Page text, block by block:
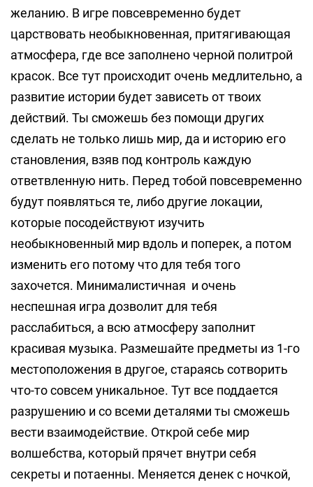
желанию. В игре повсевременно будет
царствовать необыкновенная, притягивающая
атмосфера, где все заполнено черной политрой
красок. Все тут происходит очень медлительно, а
развитие истории будет зависеть от твоих
действий. Ты сможешь без помощи других
сделать не только лишь мир, да и историю его
становления, взяв под контроль каждую
ответвленную нить. Перед тобой повсевременно
будут появляться те, либо другие локации,
которые посодействуют изучить
необыкновенный мир вдоль и поперек, а потом
изменить его потому что для тебя того
захочется. Минималистичная и очень
неспешная игра дозволит для тебя
расслабиться, а всю атмосферу заполнит
красивая музыка. Размешайте предметы из 1-го
местоположения в другое, стараясь сотворить
что-то совсем уникальное. Тут все поддается
разрушению и со всеми деталями ты сможешь
вести взаимодействие. Открой себе мир
волшебства, который прячет внутри себя
секреты и потаенны. Меняется денек с ночкой,